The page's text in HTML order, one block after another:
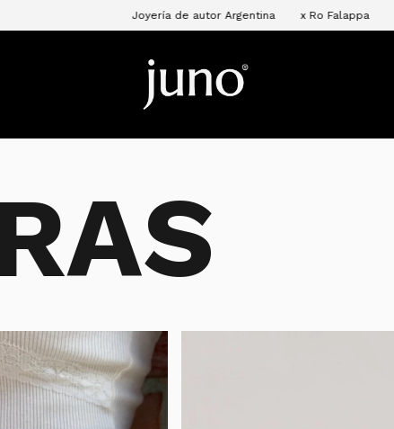
Joyería de autor Argentina x Ro Falappa Joyería de autor